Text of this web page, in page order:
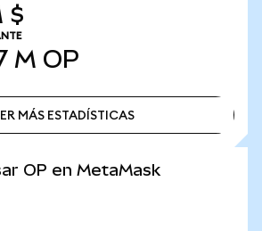
$
M OP
MÁS ESTADÍSTICAS
OP en MetaMask